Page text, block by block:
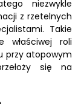
niezwykle
z rzetelnych
Takie
właściwej roli
przy atopowym
się na